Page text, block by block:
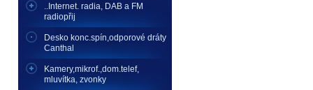
..Internet. radia, DAB a FM
radiopřij
Desko konc.spín,odporové dráty
Canthal
Kamery,mikrof.,dom.telef,
mluvítka, zvonky